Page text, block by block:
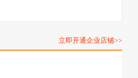
立即开通企业店铺>>